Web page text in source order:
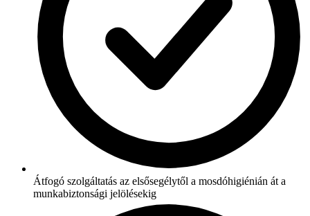
Átfogó szolgáltatás az elsősegélytől a mosdóhigiénián át a
munkabiztonsági jelölésekig